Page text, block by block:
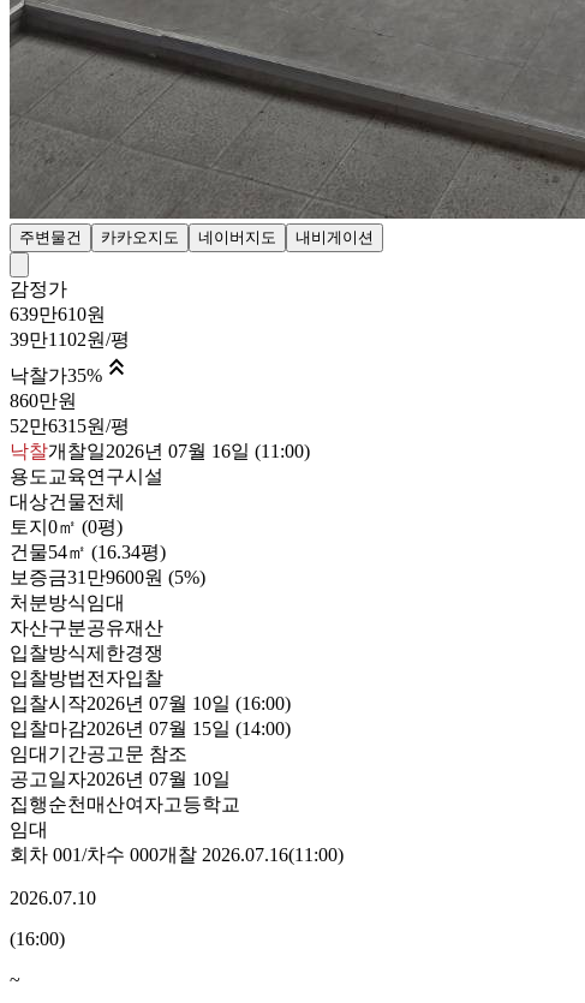
주변물건 카카오지도 네이버지도 내비게이션
감정가
639만610원
39만1102원/평
낙찰가35% 
860만원
52만6315원/평
낙찰개찰일2026년 07월 16일 (11:00)
용도 교육연구시설
대상건물전체
토지 0㎡ (0평)
건물54㎡ (16.34평)
보증금31만9600원 (5%)
처분방식임대
자산구분공유재산
입찰방식제한경쟁
입찰방법전자입찰
입찰시작2026년 07월 10일 (16:00)
입찰마감2026년 07월 15일 (14:00)
임대기간공고문 참조
공고일자2026년 07월 10일
집행순천매산여자고등학교
임대
회차 001/차수 000개찰 2026.07.16(11:00)
2026.07.10
(16:00)
~